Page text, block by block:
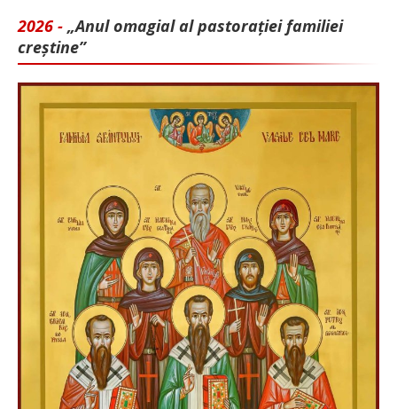
2026 - „Anul omagial al pastorației familiei
creștine”